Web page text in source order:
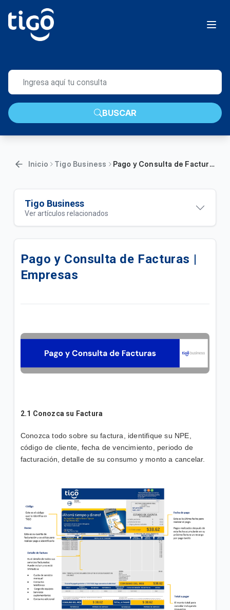
BUSCAR
Inicio Tigo Business Pago y Consulta de Facturas | Empresas
Tigo Business
Ver artículos relacionados
Agencias con Atención Coorporativa (B2B) |
¿Cómo puedo seleccionar otro Operador móvil? |
Empresas
Proceso para hacer efectivo la garantía contra robo
¿Cómo registrarte en Tigo Business Online? |
Empresas
Dispositivos conectados a su red empresarial |
Empresas
Servicios de Valor Agregado de Telefonía Fija |
Empresas
¿Qué tipo de equipos soportan el servicio de
Localizador? | Empresas
VER MÁS
Pago y Consulta de Facturas |
Empresas
2.1 Conozca su Factura
Conozca todo sobre su factura, identifique su NPE,
código de cliente, fecha de vencimiento, periodo de
facturación, detalle de su consumo y monto a cancelar.